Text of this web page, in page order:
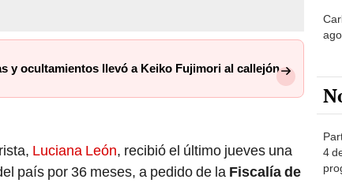
y ocultamientos llevó a Keiko Fujimori al callejón
Luciana León, recibió el último jueves una
país por 36 meses, a pedido de la Fiscalía de
4